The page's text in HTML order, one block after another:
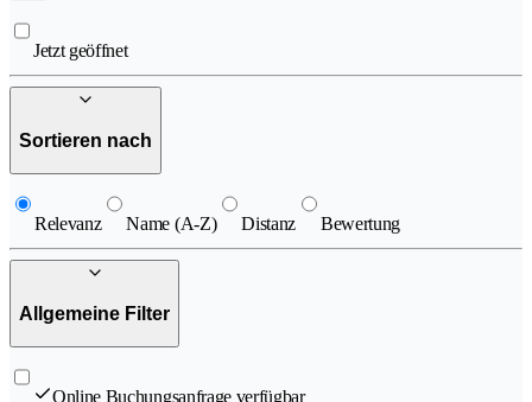
Jetzt geöffnet
Sortieren nach
Relevanz Name (A-Z) Distanz Bewertung
Allgemeine Filter
Online Buchungsanfrage verfügbar